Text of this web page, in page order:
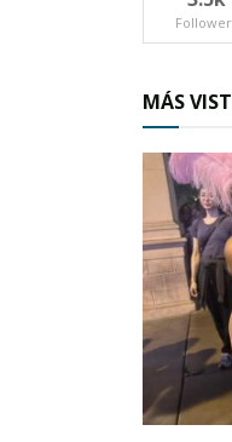
hacer negocios.
MÁS